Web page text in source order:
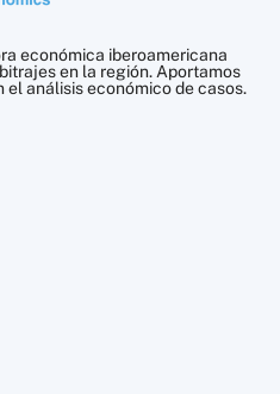
económica iberoamericana
en la región. Aportamos
el análisis económico de casos.